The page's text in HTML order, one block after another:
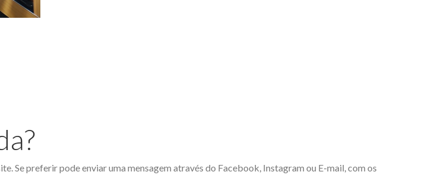
Se preferir pode enviar uma mensagem através do Facebook, Instagram ou E-mail, com os